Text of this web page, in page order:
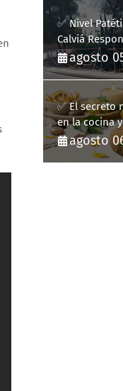
✅ Nivel
Calviá
conagosto
✅ El secreto
en la cocina
diario
agosto